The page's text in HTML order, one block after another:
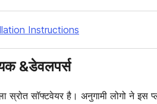
Instructions
&डेवलपर्स
स्रोत सॉफ्टवेयर है। अनुगामी लोगो ने इस